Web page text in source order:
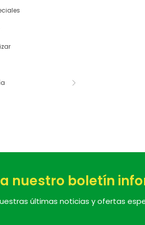
nuestro boletín
últimas noticias y ofertas